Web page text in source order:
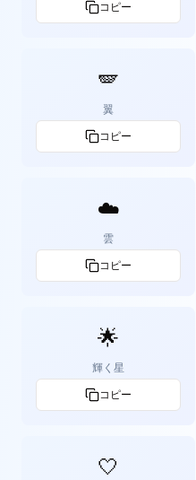
コピー
🪽
翼
コピー
☁️
雲
コピー
🌟
輝く星
コピー
🤍